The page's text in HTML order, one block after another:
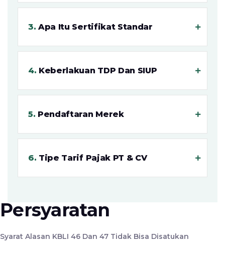
. Apa Itu Sertifikat Standar
. Keberlakuan TDP Dan SIUP
. Pendaftaran Merek
. Tipe Tarif Pajak PT & CV
Persyaratan
Syarat Alasan KBLI 46 Dan 47 Tidak Bisa Disatukan